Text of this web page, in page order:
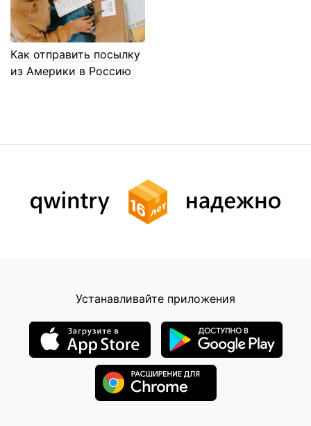
Как отправить посылку
из Америки в Россию
Устанавливайте приложения